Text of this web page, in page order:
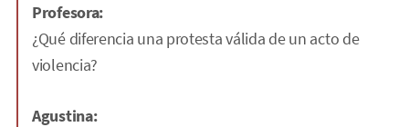
Profesora:
¿Qué diferencia una protesta válida de un acto de
violencia?
Agustina: